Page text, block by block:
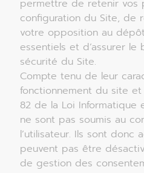
permettre de retenir vos
configuration du Site, de
votre opposition au
essentiels et d’assurer
sécurité du Site.
Compte tenu de leur
fonctionnement du site et
82 de la Loi
ne sont pas soumis au
l’utilisateur. Ils sont donc
peuvent pas être
de gestion des